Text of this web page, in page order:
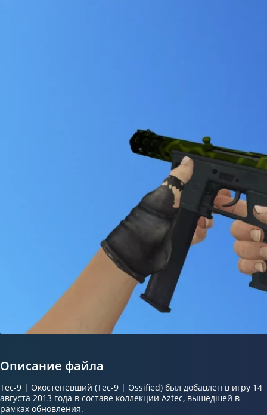
Описание файла
Tec-9 | Окостеневший (Tec-9 | Ossified) был добавлен в игру 14
августа 2013 года в составе коллекции Aztec, вышедшей в
рамках обновления.